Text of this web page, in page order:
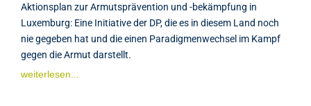
Aktionsplan zur Armutsprävention und -bekämpfung in
Luxemburg: Eine Initiative der DP, die es in diesem Land noch
nie gegeben hat und die einen Paradigmenwechsel im Kampf
gegen die Armut darstellt.
weiterlesen...